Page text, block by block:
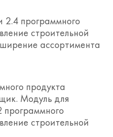
планировать
и
и
среда
2.4 программного
строительной
ассортимента
продукта
Модуль для
программного
строительной